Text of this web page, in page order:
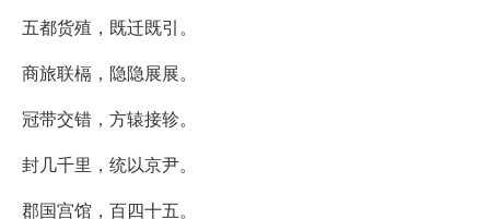
五都货殖，既迁既引。
商旅联槅，隐隐展展。
冠带交错，方辕接轸。
封几千里，统以京尹。
郡国宫馆，百四十五。